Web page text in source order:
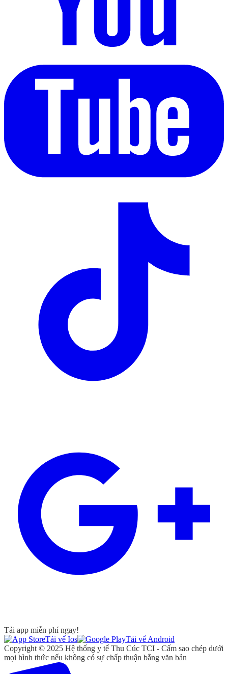
Tải app miễn phí ngay!
Tải vể Ios
Tải vể Android
Copyright © 2025 Hệ thống y tế Thu Cúc TCI - Cấm sao chép dưới
mọi hình thức nếu không có sự chấp thuận bằng văn bản